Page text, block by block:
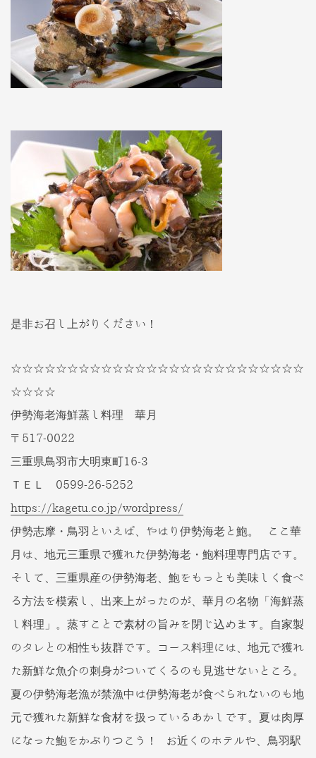
是非お召し上がりください！
☆☆☆☆☆☆☆☆☆☆☆☆☆☆☆☆☆☆☆☆☆☆☆☆☆☆
☆☆☆☆
伊勢海老海鮮蒸し料理 華月
〒517-0022
三重県鳥羽市大明東町16-3
ＴＥＬ 0599-26-5252
https://kagetu.co.jp/wordpress/
伊勢志摩・鳥羽といえば、やはり伊勢海老と鮑。 ここ華
月は、地元三重県で獲れた伊勢海老・鮑料理専門店です。
そして、三重県産の伊勢海老、鮑をもっとも美味しく食べ
る方法を模索し、出来上がったのが、華月の名物「海鮮蒸
し料理」。蒸すことで素材の旨みを閉じ込めます。自家製
のタレとの相性も抜群です。コース料理には、地元で獲れ
た新鮮な魚介の刺身がついてくるのも見逃せないところ。
夏の伊勢海老漁が禁漁中は伊勢海老が食べられないのも地
元で獲れた新鮮な食材を扱っているあかしです。夏は肉厚
になった鮑をかぶりつこう！ お近くのホテルや、鳥羽駅